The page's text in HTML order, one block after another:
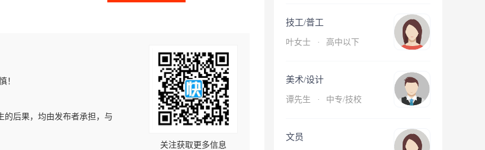
！
的后果，均由发布者承担，与
关注获取更多信息
技工/普工
叶女士 · 高中以下
美术/设计
谭先生 · 中专/技校
文员